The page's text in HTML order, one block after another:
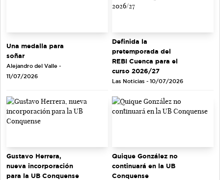
Una medalla para
soñar
Alejandro del Valle -
11/07/2026
Definida la
pretemporada del
REBI Cuenca para el
curso 2026/27
Las Noticias - 10/07/2026
Gustavo Herrera,
nueva incorporación
para la UB Conquense
Quique González no
continuará en la UB
Conquense